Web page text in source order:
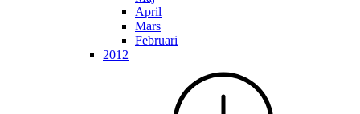
April
Mars
Februari
2012